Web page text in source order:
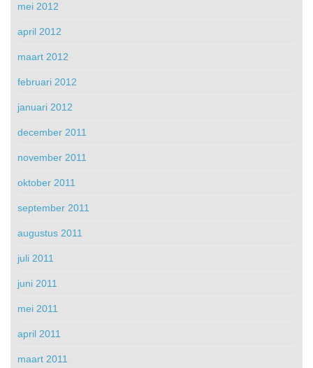
mei 2012
april 2012
maart 2012
februari 2012
januari 2012
december 2011
november 2011
oktober 2011
september 2011
augustus 2011
juli 2011
juni 2011
mei 2011
april 2011
maart 2011